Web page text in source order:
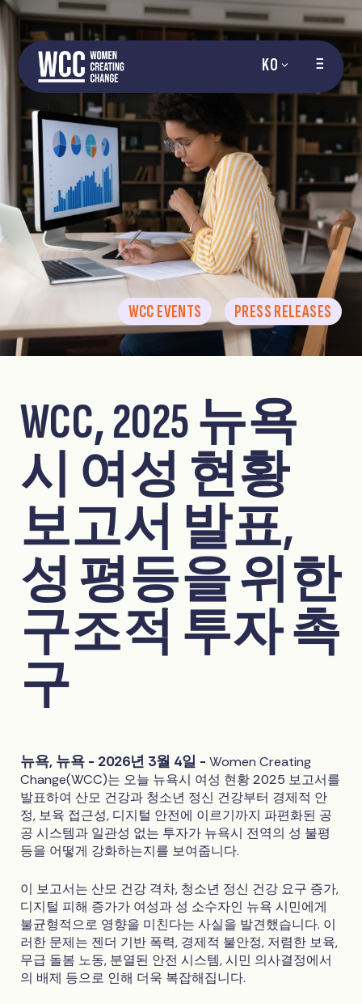
KO
WCC EVENTS PRESS RELEASES
WCC, 2025 뉴욕
시 여성 현황
보고서 발표,
성 평등을 위한
구조적 투자 촉
구
뉴욕, 뉴욕 - 2026년 3월 4일 -Women Creating
Change(WCC)는 오늘 뉴욕시 여성 현황 2025 보고서를
발표하여 산모 건강과 청소년 정신 건강부터 경제적 안
정, 보육 접근성, 디지털 안전에 이르기까지 파편화된 공
공 시스템과 일관성 없는 투자가 뉴욕시 전역의 성 불평
등을 어떻게 강화하는지를 보여줍니다.
이 보고서는 산모 건강 격차, 청소년 정신 건강 요구 증가,
디지털 피해 증가가 여성과 성 소수자인 뉴욕 시민에게
불균형적으로 영향을 미친다는 사실을 발견했습니다. 이
러한 문제는 젠더 기반 폭력, 경제적 불안정, 저렴한 보육,
무급 돌봄 노동, 분열된 안전 시스템, 시민 의사결정에서
의 배제 등으로 인해 더욱 복잡해집니다.